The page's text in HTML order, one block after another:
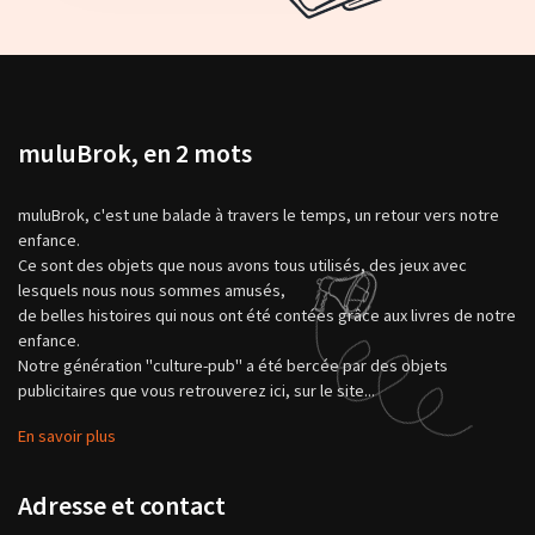
muluBrok, en 2 mots
muluBrok, c'est une balade à travers le temps, un retour vers notre
enfance.
Ce sont des objets que nous avons tous utilisés, des jeux avec
lesquels nous nous sommes amusés,
de belles histoires qui nous ont été contées grâce aux livres de notre
enfance.
Notre génération "culture-pub" a été bercée par des objets
publicitaires que vous retrouverez ici, sur le site...
En savoir plus
Adresse et contact